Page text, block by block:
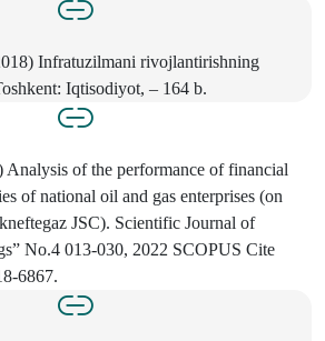
Infratuzilmani rivojlantirishning
Iqtisodiyot, – 164 b.
Analysis of the performance of financial
of national oil and gas enterprises (on
JSC). Scientific Journal of
No.4 013-030, 2022 SCOPUS Cite
6867.